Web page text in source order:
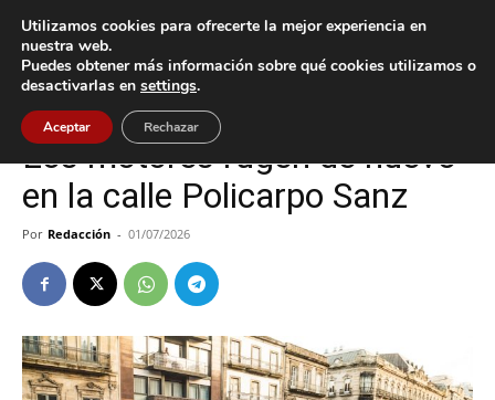
Inicio Deportes
Deportes Vigo
Los motores rugen de nuevo
en la calle Policarpo Sanz
Por Redacción - 01/07/2026
Utilizamos cookies para ofrecerte la mejor experiencia en
nuestra web.
Puedes obtener más información sobre qué cookies utilizamos o
desactivarlas en settings.
Aceptar Rechazar